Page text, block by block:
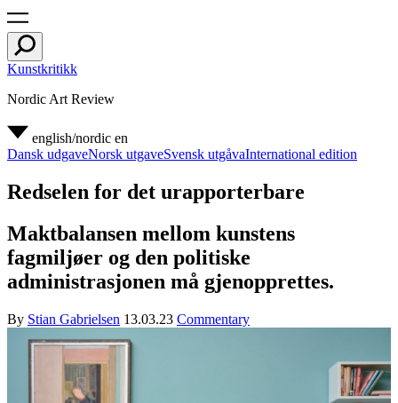
Kunstkritikk
Nordic Art Review
english/nordic en
Dansk udgaveNorsk utgaveSvensk utgåvaInternational edition
Redselen for det urapporterbare
Maktbalansen mellom kunstens
fagmiljøer og den politiske
administrasjonen må gjenopprettes.
By Stian Gabrielsen 13.03.23 Commentary